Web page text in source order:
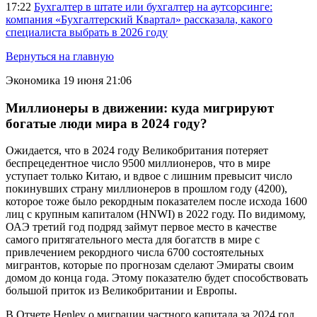
17:22 Бухгалтер в штате или бухгалтер на аутсорсинге:
компания «Бухгалтерский Квартал» рассказала, какого
специалиста выбрать в 2026 году
Вернуться на главную
Экономика 19 июня 21:06
Миллионеры в движении: куда мигрируют
богатые люди мира в 2024 году?
Ожидается, что в 2024 году Великобритания потеряет
беспрецедентное число 9500 миллионеров, что в мире
уступает только Китаю, и вдвое с лишним превысит число
покинувших страну миллионеров в прошлом году (4200),
которое тоже было рекордным показателем после исхода 1600
лиц с крупным капиталом (HNWI) в 2022 году. По видимому,
ОАЭ третий год подряд займут первое место в качестве
самого притягательного места для богатств в мире с
привлечением рекордного числа 6700 состоятельных
мигрантов, которые по прогнозам сделают Эмираты своим
домом до конца года. Этому показателю будет способствовать
большой приток из Великобритании и Европы.